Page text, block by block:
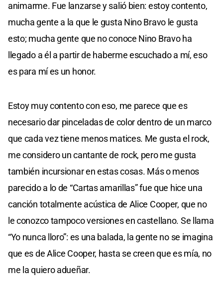
animarme. Fue lanzarse y salió bien: estoy contento,
mucha gente a la que le gusta Nino Bravo le gusta
esto; mucha gente que no conoce Nino Bravo ha
llegado a él a partir de haberme escuchado a mí, eso
es para mí es un honor.
Estoy muy contento con eso, me parece que es
necesario dar pinceladas de color dentro de un marco
que cada vez tiene menos matices. Me gusta el rock,
me considero un cantante de rock, pero me gusta
también incursionar en estas cosas. Más o menos
parecido a lo de “Cartas amarillas” fue que hice una
canción totalmente acústica de Alice Cooper, que no
le conozco tampoco versiones en castellano. Se llama
“Yo nunca lloro”: es una balada, la gente no se imagina
que es de Alice Cooper, hasta se creen que es mía, no
me la quiero adueñar.